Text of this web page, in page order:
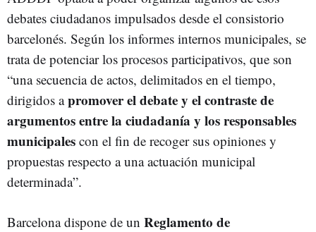
debates ciudadanos impulsados desde el consistorio
barcelonés. Según los informes internos municipales, se
trata de potenciar los procesos participativos, que son
“una secuencia de actos, delimitados en el tiempo,
dirigidos apromover el debate y el contraste de
argumentos entre la ciudadanía y los responsables
municipales con el fin de recoger sus opiniones y
propuestas respecto a una actuación municipal
determinada”.
Barcelona dispone de un Reglamento de